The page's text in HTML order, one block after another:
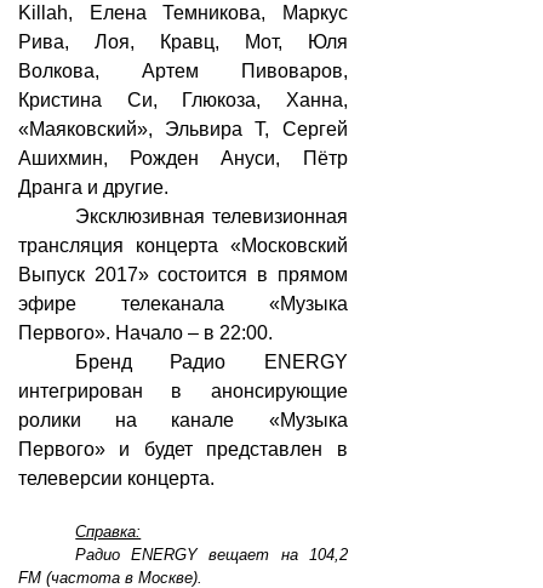
Killah, Елена Темникова, Маркус
Рива, Лоя, Кравц, Мот, Юля
Волкова, Артем Пивоваров,
Кристина Си, Глюкоза, Ханна,
«Маяковский», Эльвира Т, Сергей
Ашихмин, Рожден Ануси, Пётр
Дранга и другие.
Эксклюзивная телевизионная
трансляция концерта «Московский
Выпуск 2017» состоится в прямом
эфире телеканала «Музыка
Первого». Начало – в 22:00.
Бренд Радио ENERGY
интегрирован в анонсирующие
ролики на канале «Музыка
Первого» и будет представлен в
телеверсии концерта.
Справка:
Радио ENERGY вещает на 104,2
FM (частота в Москве).